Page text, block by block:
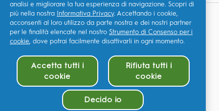
I Miei Dati
P&G Global Terms & Conditions
Dichiarazione di accessibilità
Site Map
©2026 Procter & Gamble
analisi e migliorare la tua esperienza di navigazione. Scopri di
più nella nostra Informativa Privacy. Accettando i cookie,
acconsenti al loro utilizzo da parte nostra e dei nostri partner
per le finalità elencate nel nostro Strumento di Consenso per i
cookie, dove potrai facilmente disattivarli in ogni momento.
Accetta tutti i
cookie
Rifiuta tutti i
cookie
Decido io